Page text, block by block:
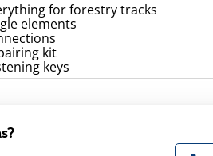
for forestry tracks
elements
kit
keys